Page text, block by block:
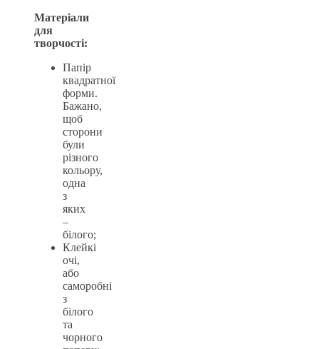
Матеріали
для
творчості:
Папір
квадратної
форми.
Бажано,
щоб
сторони
були
різного
кольору,
одна
з
яких
–
білого;
Клейкі
очі,
або
саморобні
з
білого
та
чорного